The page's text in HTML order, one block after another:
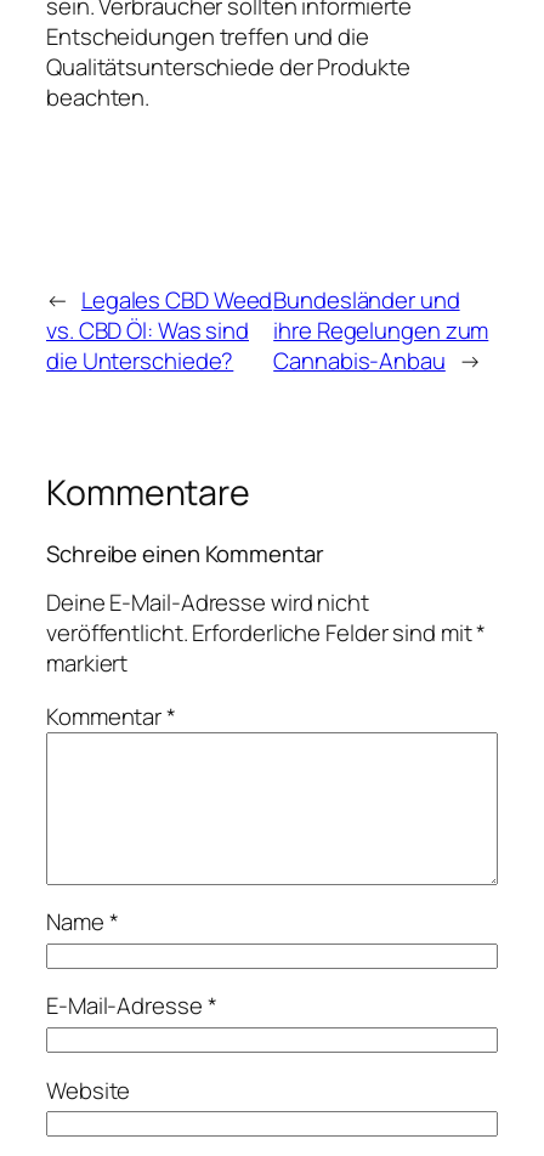
Entscheidungen treffen und die
Qualitätsunterschiede der Produkte
beachten.
← Legales CBD Weed
vs. CBD Öl: Was sind
die Unterschiede?
Bundesländer und
ihre Regelungen zum
Cannabis-Anbau →
Kommentare
Schreibe einen Kommentar
Deine E-Mail-Adresse wird nicht
veröffentlicht.Erforderliche Felder sind mit*
markiert
Kommentar*
Name*
E-Mail-Adresse*
Website